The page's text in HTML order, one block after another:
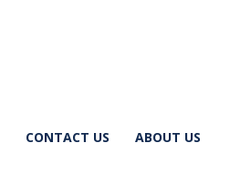
CONTACT US ABOUT US